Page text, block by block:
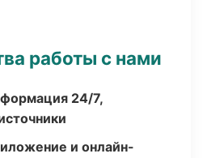
работы с нами
24/7,
и онлайн-